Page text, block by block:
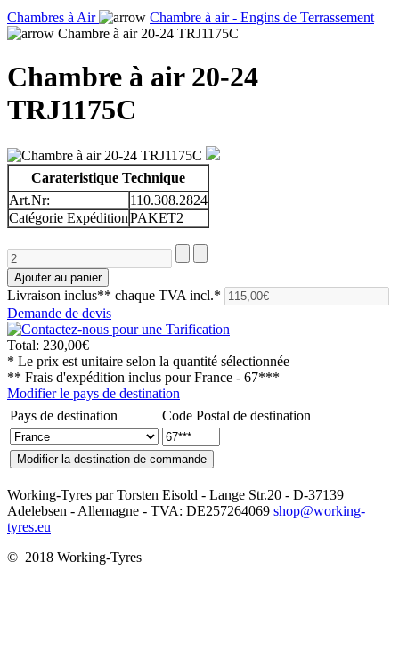
Chambres à Air
Chambre à air - Engins de Terrassement
Chambre à air 20-24 TRJ1175C
Chambre à air 20-24
TRJ1175C
Carateristique Technique
Art.Nr:
110.308.2824
Catégorie ExpéditionPAKET2
Livraison inclus** chaque TVA incl.*
Demande de devis
Total: 230,00€
* Le prix est unitaire selon la quantité sélectionnée
** Frais d'expédition inclus pourFrance - 67***
Modifier le pays de destination
Pays de destination
Code Postal de destination
Working-Tyres par Torsten Eisold - Lange Str.20 - D-37139
Adelebsen - Allemagne - TVA: DE257264069 shop@working-
tyres.eu
© 2018 Working-Tyres